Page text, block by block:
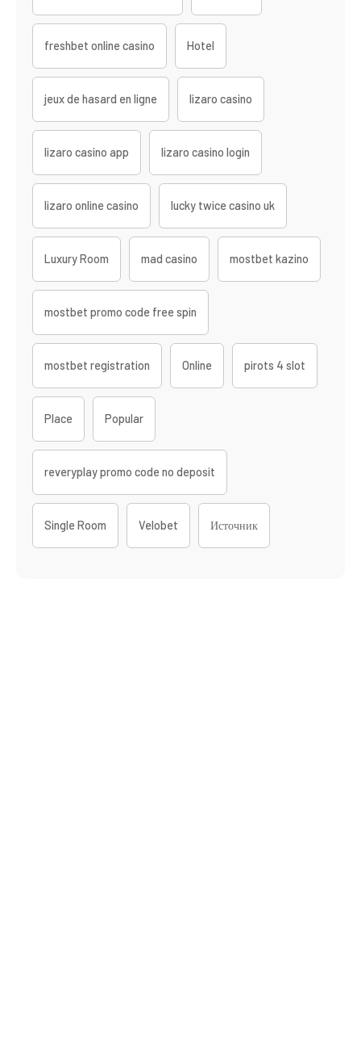
freshbet online casino Hotel
jeux de hasard en ligne lizaro casino
lizaro casino app lizaro casino login
lizaro online casino lucky twice casino uk
Luxury Room mad casino mostbet kazino
mostbet promo code free spin
mostbet registration Online pirots 4 slot
Place Popular
reveryplay promo code no deposit
Single Room Velobet Источник